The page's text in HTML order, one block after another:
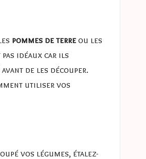
pommes de terre ou les
pas idéaux car ils
de les découper.
utiliser vos
vos légumes, étalez-